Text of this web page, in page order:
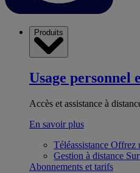
Produits
Usage personnel
Accès et assistance à
En savoir plus
Téléassistance Offrez
Gestion à distance
Abonnements et tarifs